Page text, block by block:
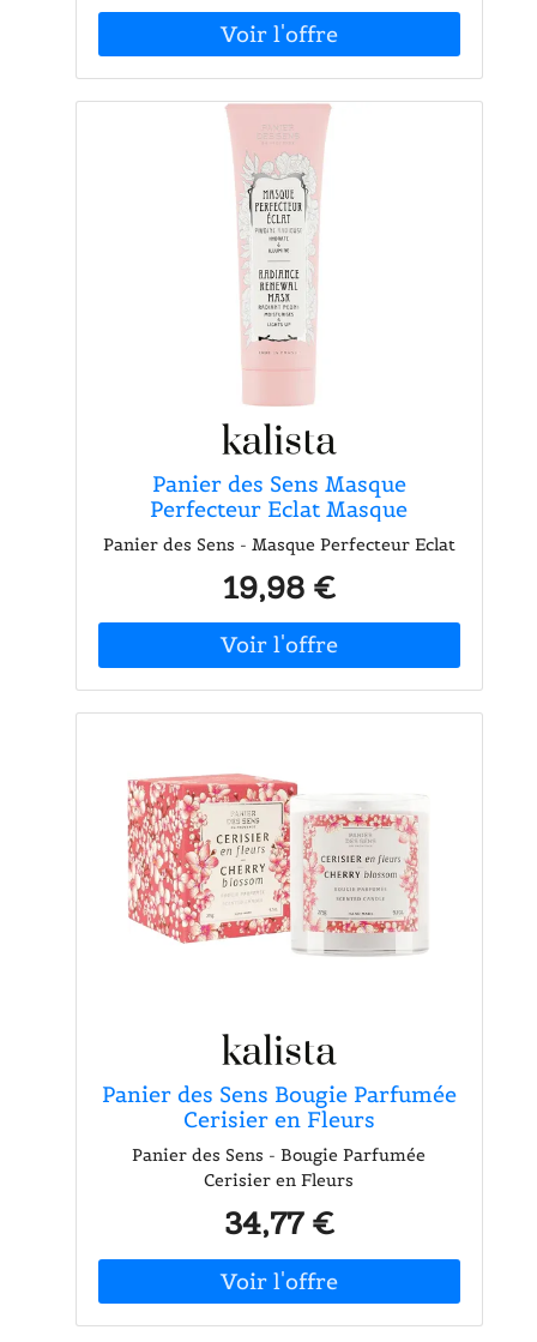
Panier des Sens Masque
Perfecteur Eclat Masque
Panier des Sens - Masque Perfecteur Eclat
19,98 €
Panier des Sens Bougie Parfumée
Cerisier en Fleurs
Panier des Sens - Bougie Parfumée
Cerisier en Fleurs
34,77 €